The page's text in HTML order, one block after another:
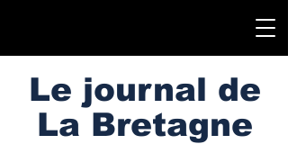
Le journal de
La Bretagne